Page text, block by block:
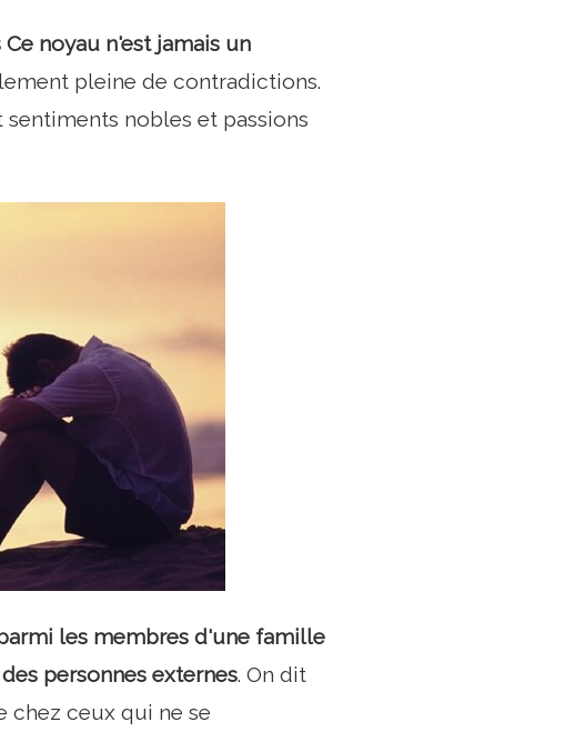
noyau n'est jamais un
pleine de contradictions.
nobles et passions
les membres d'une famille
personnes externes. On dit
chez ceux qui ne se